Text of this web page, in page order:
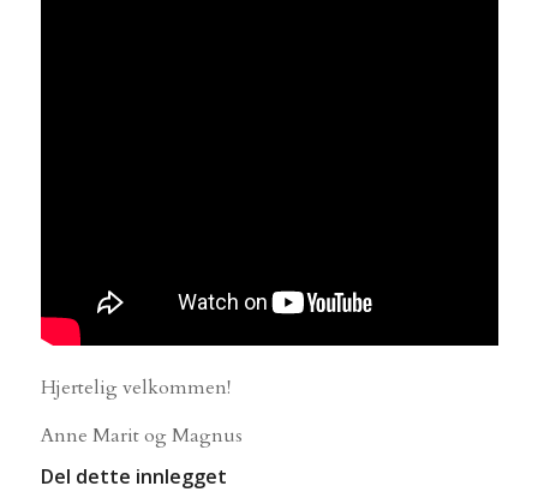
Hjertelig velkommen!
Anne Marit og Magnus
Del dette innlegget